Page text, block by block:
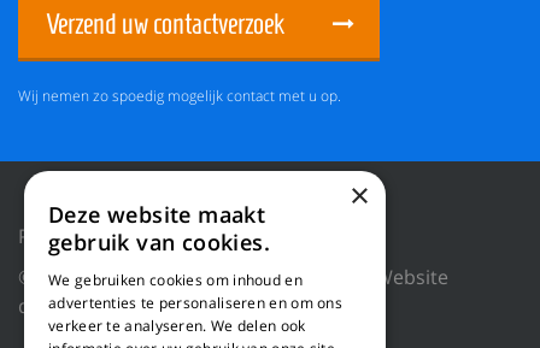
Verzend uw contactverzoek
Wij nemen zo spoedig mogelijk contact met u op.
Privacy Policy
Reset cookies
© 2026 WILLEMS BALING EQUIPMENT |
Website
door Blue Dragon Digital Technology.
×
Deze website maakt
gebruik van cookies.
We gebruiken cookies om inhoud en
advertenties te personaliseren en om ons
verkeer te analyseren. We delen ook